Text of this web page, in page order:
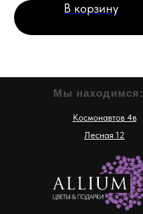
В корзину
Лесная 12
Мы находимся:
Космонавтов 4в